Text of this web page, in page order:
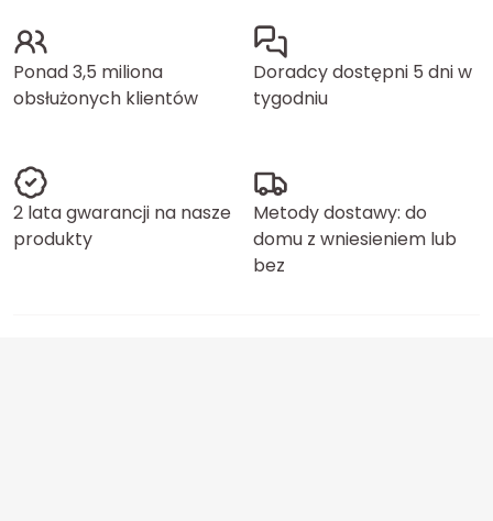
Ponad 3,5 miliona
obsłużonych klientów
Doradcy dostępni 5 dni w
tygodniu
2 lata gwarancji na nasze
produkty
Metody dostawy: do
domu z wniesieniem lub
bez